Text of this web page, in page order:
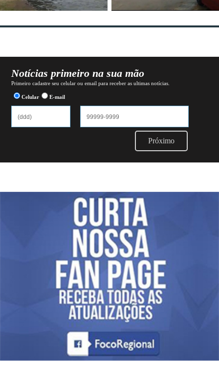
Notícias primeiro na sua mão
Primeiro cadastre seu celular ou email para receber as ultimas notícias.
Celular E-mail
Próximo